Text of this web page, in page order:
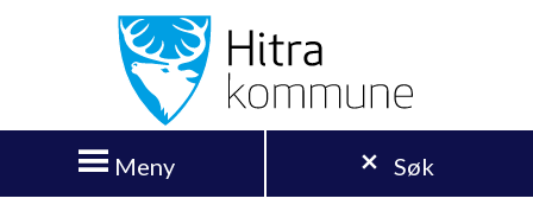
Meny Søk